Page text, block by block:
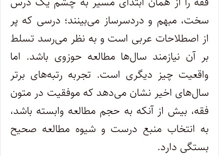
سخت، مبهم و دردسرساز می‌بینند؛ درسی که پر
از اصطلاحات عربی است و به نظر می‌رسد تسلط
بر آن نیازمند سال‌ها مطالعه حوزوی باشد. اما
واقعیت چیز دیگری است. تجربه رتبه‌های برتر
سال‌های اخیر نشان می‌دهد که موفقیت در متون
فقه، بیش از آنکه به حجم مطالعه وابسته باشد،
به انتخاب منبع درست و شیوه مطالعه صحیح
بستگی دارد.